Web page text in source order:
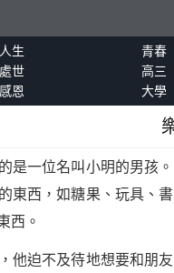
人生 青春
處世 高三
感恩 大學
是一位名叫小明的男孩
東西，如糖果、玩具、
西。
他迫不及待地想要和朋